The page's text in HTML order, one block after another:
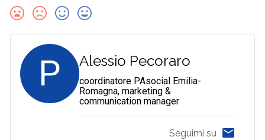
P Alessio Pecoraro
coordinatore PAsocial Emilia-
Romagna, marketing &
communication manager
Seguimi su